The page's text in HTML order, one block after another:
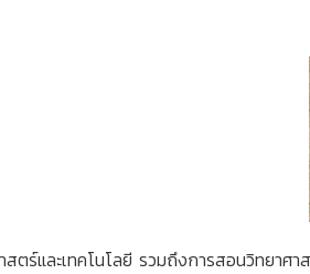
และเทคโนโลยี รวมถึงการสอนวิทยาศาส